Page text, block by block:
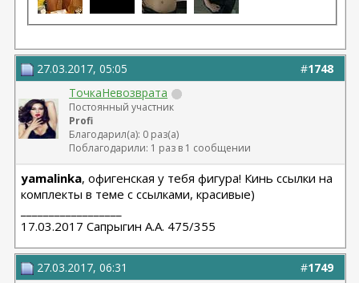
#1748
27.03.2017, 05:05
ТочкаНевозврата
Постоянный участник
Profi
Благодарил(а): 0 раз(а)
Поблагодарили: 1 раз в 1 сообщении
yamalinka, офигенская у тебя фигура! Кинь ссылки на
комплекты в теме с ссылками, красивые)
17.03.2017 Сапрыгин А.А. 475/355
#1749
27.03.2017, 06:31